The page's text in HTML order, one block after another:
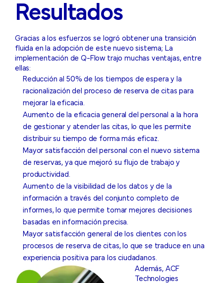
Resultados
Gracias a los esfuerzos se logró obtener una transición
fluida en la adopción de este nuevo sistema; La
implementación de Q-Flow trajo muchas ventajas, entre
ellas:
Reducción al 50% de los tiempos de espera y la
racionalización del proceso de reserva de citas para
mejorar la eficacia.
Aumento de la eficacia general del personal a la hora
de gestionar y atender las citas, lo que les permite
distribuir su tiempo de forma más eficaz.
Mayor satisfacción del personal con el nuevo sistema
de reservas, ya que mejoró su flujo de trabajo y
productividad.
Aumento de la visibilidad de los datos y de la
información a través del conjunto completo de
informes, lo que permite tomar mejores decisiones
basadas en información precisa.
Mayor satisfacción general de los clientes con los
procesos de reserva de citas, lo que se traduce en una
experiencia positiva para los ciudadanos.
Además, ACF
Technologies